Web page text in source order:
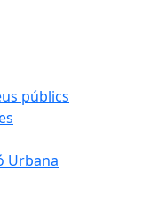
públics
Urbana